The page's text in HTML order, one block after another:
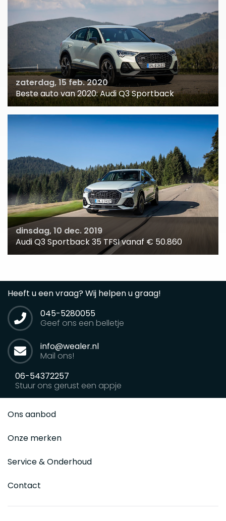
zaterdag, 15 feb. 2020
Beste auto van 2020: Audi Q3 Sportback
dinsdag, 10 dec. 2019
Audi Q3 Sportback 35 TFSI vanaf € 50.860
Heeft u een vraag? Wij helpen u graag!
045-5280055
Geef ons een belletje
info@wealer.nl
Mail ons!
06-54372257
Stuur ons gerust een appje
Ons aanbod
Onze merken
Service & Onderhoud
Contact